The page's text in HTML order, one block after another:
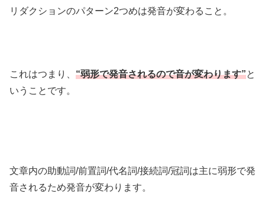
リダクションのパターン2つめは発音が変わること。
これはつまり、 “弱形で発音されるので音が変わります”と
いうことです。
文章内の助動詞/前置詞/代名詞/接続詞/冠詞は主に弱形で発
音されるため発音が変わります。